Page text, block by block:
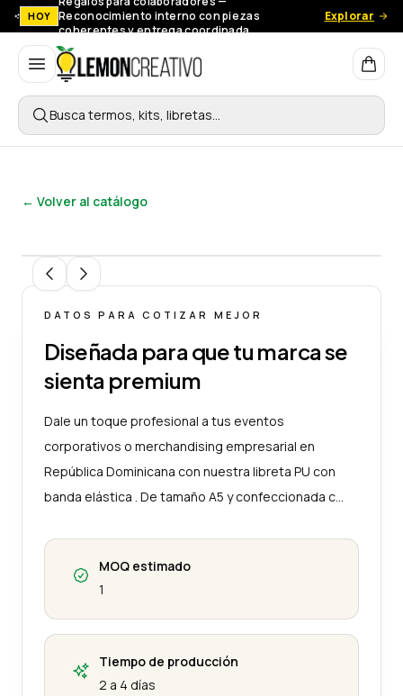
HOY
Reconocimiento interno con piezas
coherentes y entrega coordinada.
Explorar
Lemon Creativo
Busca termos, kits, libretas…
← Volver al catálogo
DATOS PARA COTIZAR MEJOR
Diseñada para que tu marca se
sienta premium
Dale un toque profesional a tus eventos
corporativos o merchandising empresarial en
República Dominicana con nuestra libreta PU con
banda elástica . De tamaño A5 y confeccionada c…
MOQ estimado
1
Tiempo de producción
2 a 4 días